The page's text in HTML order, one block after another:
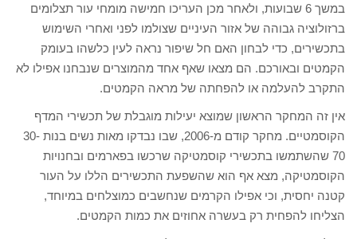
במשך 6 שבועות, ולאחר מכן העריכו חמישה מומחי עור תצלומים
ברזולוציה גבוהה של אזור העיניים שצולמו לפני ואחרי השימוש
בתכשירים, כדי לבחון האם חל שיפור נראה לעין כלשהו בעומק
הקמטים ובאורכם. הם מצאו שאף אחד מהמוצרים שנבחנו אפילו לא
התקרב להעלמה או להפחתה של מראה הקמטים.
אין זה המחקר הראשון שמוצא יעילות מוגבלת של תכשירי המדף
הקוסמטיים. מחקר קודם מ-2006, שבו נבדקו מאות נשים בנות 30-
70 שהשתמשו בתכשירי קוסמטיקה שרכשו בפארמים ובחנויות
הקוסמטיקה, מצא אף הוא שהשפעת התכשירים הללו על העור
קטנה יחסית, וכי אפילו הקרמים שנחשבים כמוצלחים במיוחד,
הצליחו להפחית רק בעשרה אחוזים את כמות הקמטים.